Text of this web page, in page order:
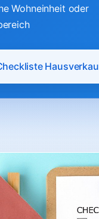
Wohneinheit oder